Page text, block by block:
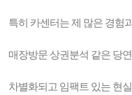
특히 카센터는 제 많은 경험
매장방문 상권분석 같은 당
차별화되고 임팩트 있는 현